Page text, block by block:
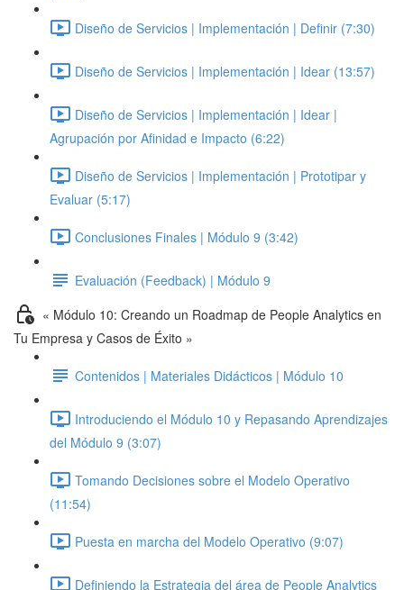
Diseño de Servicios | Implementación | Definir (7:30)
Diseño de Servicios | Implementación | Idear (13:57)
Diseño de Servicios | Implementación | Idear |
Agrupación por Afinidad e Impacto (6:22)
Diseño de Servicios | Implementación | Prototipar y
Evaluar (5:17)
Conclusiones Finales | Módulo 9 (3:42)
Evaluación (Feedback) | Módulo 9
« Módulo 10: Creando un Roadmap de People Analytics en
Tu Empresa y Casos de Éxito »
Contenidos | Materiales Didácticos | Módulo 10
Introduciendo el Módulo 10 y Repasando Aprendizajes
del Módulo 9 (3:07)
Tomando Decisiones sobre el Modelo Operativo
(11:54)
Puesta en marcha del Modelo Operativo (9:07)
Definiendo la Estrategia del área de People Analytics